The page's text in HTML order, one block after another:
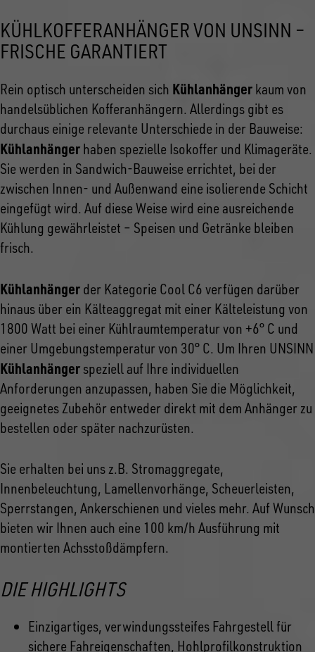
KÜHLKOFFERANHÄNGER VON UNSINN –
FRISCHE GARANTIERT
Rein optisch unterscheiden sich Kühlanhänger kaum von
handelsüblichen Kofferanhängern. Allerdings gibt es
durchaus einige relevante Unterschiede in der Bauweise:
Kühlanhänger haben spezielle Isokoffer und Klimageräte.
Sie werden in Sandwich-Bauweise errichtet, bei der
zwischen Innen- und Außenwand eine isolierende Schicht
eingefügt wird. Auf diese Weise wird eine ausreichende
Kühlung gewährleistet – Speisen und Getränke bleiben
frisch.
Kühlanhänger der Kategorie Cool C6 verfügen darüber
hinaus über ein Kälteaggregat mit einer Kälteleistung von
1800 Watt bei einer Kühlraumtemperatur von +6° C und
einer Umgebungstemperatur von 30° C. Um Ihren UNSINN
Kühlanhänger speziell auf Ihre individuellen
Anforderungen anzupassen, haben Sie die Möglichkeit,
geeignetes Zubehör entweder direkt mit dem Anhänger zu
bestellen oder später nachzurüsten.
Sie erhalten bei uns z.B. Stromaggregate,
Innenbeleuchtung, Lamellenvorhänge, Scheuerleisten,
Sperrstangen, Ankerschienen und vieles mehr. Auf Wunsch
bieten wir Ihnen auch eine 100 km/h Ausführung mit
montierten Achsstoßdämpfern.
DIE HIGHLIGHTS
Einzigartiges, verwindungssteifes Fahrgestell für
sichere Fahreigenschaften, Hohlprofilkonstruktion